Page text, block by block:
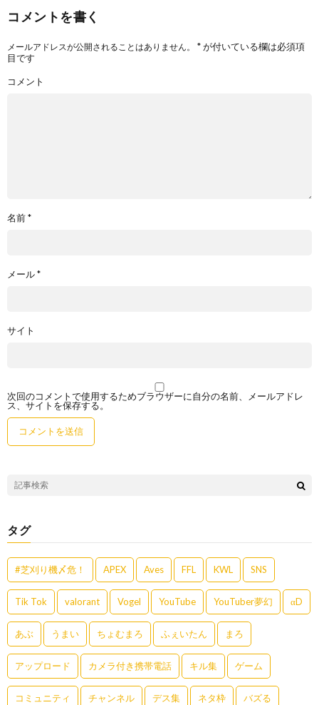
コメントを書く
メールアドレスが公開されることはありません。 *が付いている欄は必須項
目です
コメント
名前*
メール*
サイト
次回のコメントで使用するためブラウザーに自分の名前、メールアドレ
ス、サイトを保存する。
タグ
#芝刈り機〆危！ APEX Aves FFL KWL SNS
Tik Tok valorant Vogel YouTube YouTuber夢幻 αD
あぶ うまい ちょむまろ ふぇいたん まろ
アップロード カメラ付き携帯電話 キル集 ゲーム
コミュニティ チャンネル デス集 ネタ枠 バズる